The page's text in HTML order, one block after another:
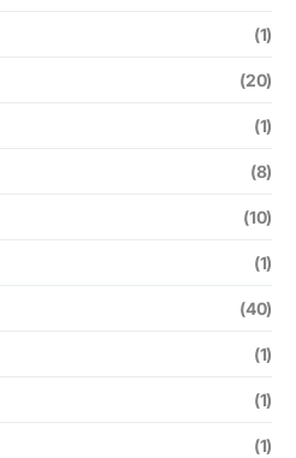
(1)
(20)
(1)
(8)
(10)
(1)
(40)
(1)
(1)
(1)